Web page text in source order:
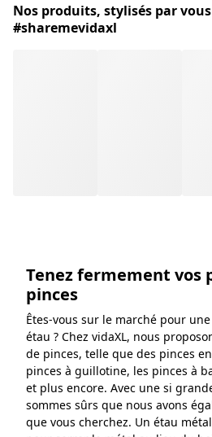
Nos produits, stylisés par vous
#sharemevidaxl
principal est de maintenir le
découpe. Généralement, ces
fonte. Parcourez notre gamme de
trouvez ce dont vous avez besoin.
Voir plus
Contactez-nous !